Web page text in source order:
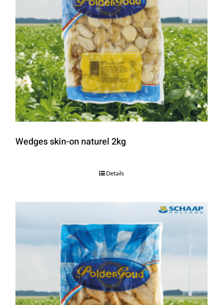
Wedges skin-on naturel 2kg
Details